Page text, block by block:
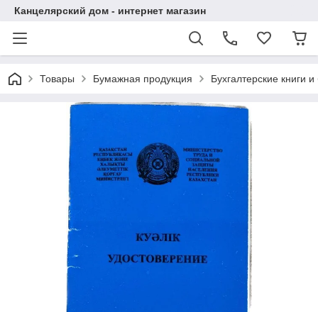
Канцелярский дом - интернет магазин
Товары Бумажная продукция Бухгалтерские книги и